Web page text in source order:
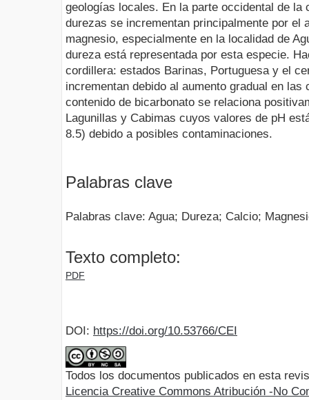
geologías locales. En la parte occidental de la
durezas se incrementan principalmente por el
magnesio, especialmente en la localidad de
dureza está representada por esta especie.
cordillera: estados Barinas, Portuguesa y el
incrementan debido al aumento gradual en las
contenido de bicarbonato se relaciona
Lagunillas y Cabimas cuyos valores de pH
8.5) debido a posibles contaminaciones.
Palabras clave
Palabras clave: Agua; Dureza; Calcio;
Texto completo:
PDF
DOI: https://doi.org/10.53766/CEI
Todos los documentos publicados en esta
Licencia Creative Commons Atribución -No